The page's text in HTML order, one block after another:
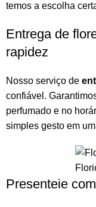
temos a escolha
Entrega de
rapidez
Nosso serviço de
confiável.
perfumado e no
simples gesto em
Presenteie